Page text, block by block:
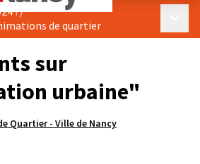
!/
de quartier
sur
urbaine"
Quartier - Ville de Nancy